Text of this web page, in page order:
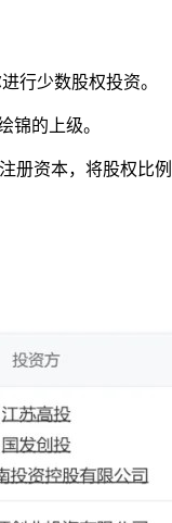
行少数股权投资。
锦的上级。
资本，将股权比